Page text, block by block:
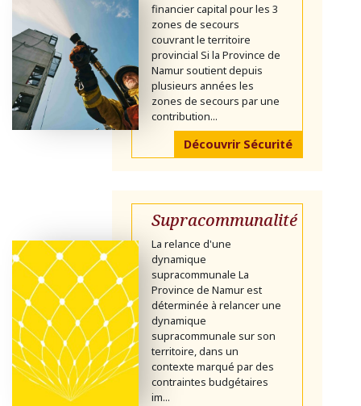
financier capital pour les 3
zones de secours
couvrant le territoire
provincial Si la Province de
Namur soutient depuis
plusieurs années les
zones de secours par une
contribution...
Découvrir Sécurité
Supracommunalité
La relance d'une
dynamique
supracommunale La
Province de Namur est
déterminée à relancer une
dynamique
supracommunale sur son
territoire, dans un
contexte marqué par des
contraintes budgétaires
im...